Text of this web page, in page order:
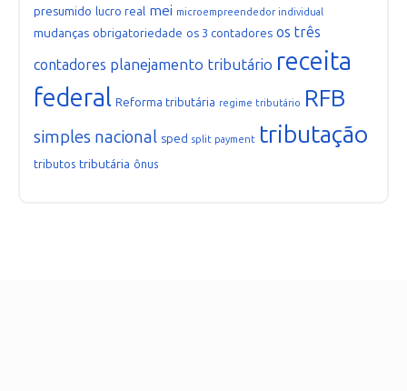
presumido lucro real mei microempreendedor individual
mudanças obrigatoriedade os 3 contadores os três
contadores planejamento tributário receita
federal Reforma tributária regime tributário RFB
simples nacional sped split payment tributação
tributos tributária ônus